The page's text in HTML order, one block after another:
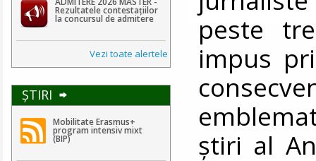
Rezultatele contestaţiilor
la concursul de admitere
Vezi toate alertele
ŞTIRI
Mobilitate Erasmus+
program intensiv mixt
(BIP)
peste
impus
știri al